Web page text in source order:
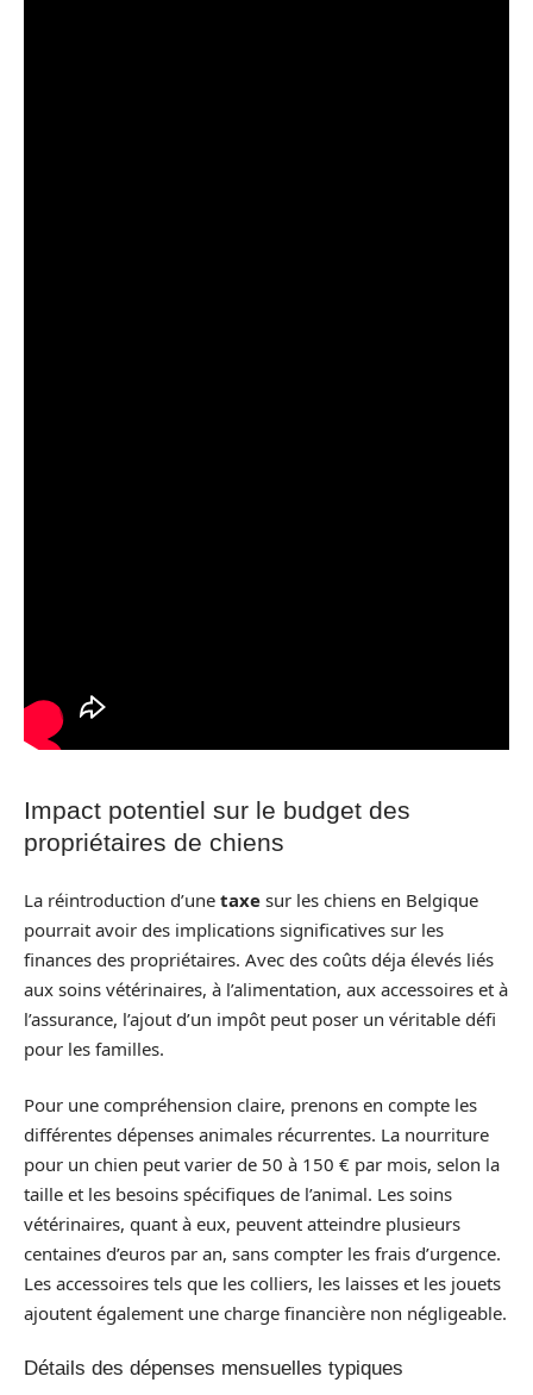
Impact potentiel sur le budget des
propriétaires de chiens
La réintroduction d’une taxe sur les chiens en Belgique
pourrait avoir des implications significatives sur les
finances des propriétaires. Avec des coûts déja élevés liés
aux soins vétérinaires, à l’alimentation, aux accessoires et à
l’assurance, l’ajout d’un impôt peut poser un véritable défi
pour les familles.
Pour une compréhension claire, prenons en compte les
différentes dépenses animales récurrentes. La nourriture
pour un chien peut varier de 50 à 150 € par mois, selon la
taille et les besoins spécifiques de l’animal. Les soins
vétérinaires, quant à eux, peuvent atteindre plusieurs
centaines d’euros par an, sans compter les frais d’urgence.
Les accessoires tels que les colliers, les laisses et les jouets
ajoutent également une charge financière non négligeable.
Détails des dépenses mensuelles typiques